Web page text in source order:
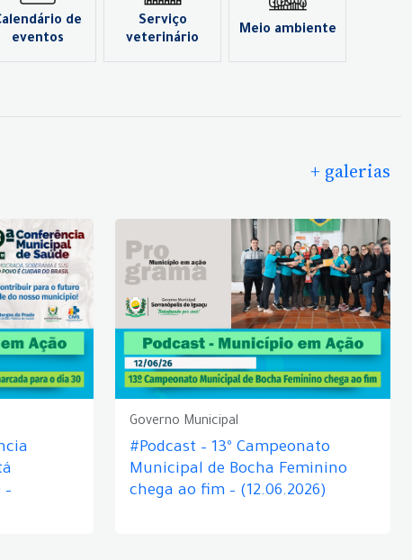
de
eventos
Serviço
veterinário
Meio ambiente
+ galerias
Governo Municipal
#Podcast – 13º Campeonato
Municipal de Bocha Feminino
chega ao fim – (12.06.2026)